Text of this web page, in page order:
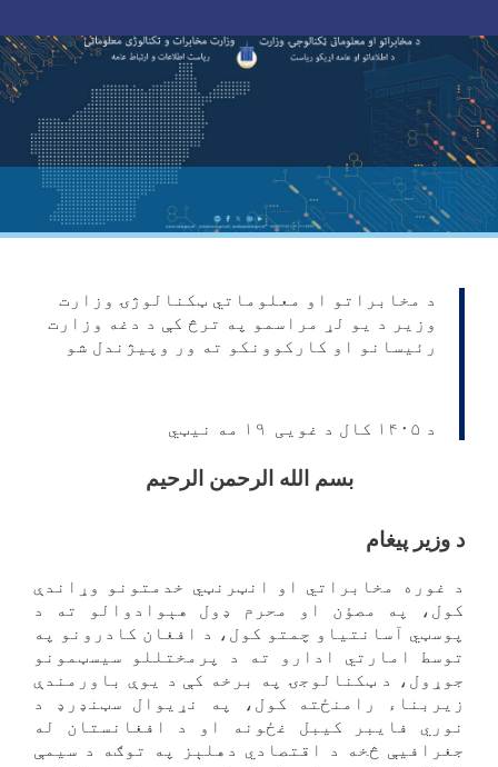
Skip
to
content
د مخابراتو او معلوماتي ټکنالوژۍ وزارت
وزیر د یو لړ مراسمو په ترڅ کې د دغه وزارت
رئیسانو او کارکوونکو ته ور وپیژندل شو
د ۱۴۰۵ کال د غویی ۱۹ مه نیټي
بسم الله الرحمن الرحیم
د وزیر پیغام
د غوره مخابراتي او انټرنټي خدمتونو وړاندې
کول، په مصؤن او محرم ډول هېوادوالو ته د
پوسټي آسانتیاو چمتو کول، د افغان کادرونو په
توسط امارتي ادارو ته د پرمختللو سیسټمونو
جوړول، د ټکنالوجۍ په برخه کې د یوې باورمندې
زیربناء رامنځته کول، په نړیوال سټنډرډ د
نوري فایبر کیبل غځونه او د افغانستان له
جغرافیې څخه د اقتصادي دهلېز په توګه د سیمې